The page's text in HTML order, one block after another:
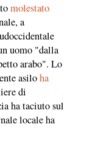
molestato
a
uomo "dalla
arabo". Lo
asiloha
di
ha taciuto sul
locale ha